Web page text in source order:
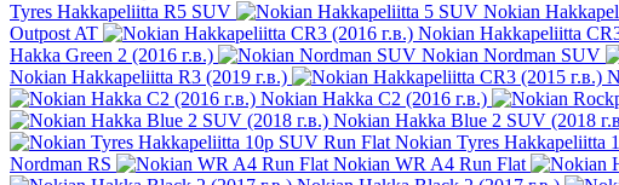
Tyres Hakkapeliitta R5 SUV
Nokian
Outpost AT
Nokian Hakkapeliitta
Hakka Green 2 (2016 г.в.)
Nokian Nordman SUV
Nokian Hakkapeliitta R3 (2019 г.в.)
Nokian Hakka C2 (2016 г.в.)
Nokian Hakka Blue 2 SUV (2018
Nokian Tyres Hakkapeliitta
Nordman RS
Nokian WR A4 Run Flat